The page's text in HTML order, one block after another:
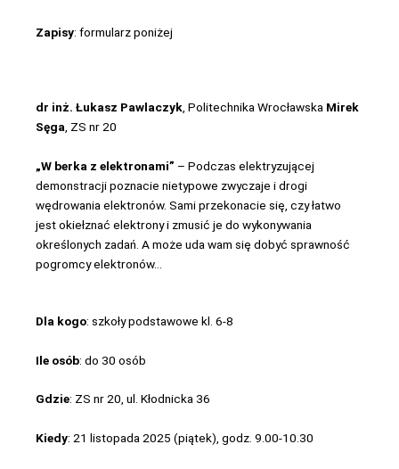
Zapisy: formularz poniżej
dr inż. Łukasz Pawlaczyk , Politechnika Wrocławska Mirek
Sęga , ZS nr 20
„W berka z elektronami” – Podczas elektryzującej
demonstracji poznacie nietypowe zwyczaje i drogi
wędrowania elektronów. Sami przekonacie się, czy łatwo
jest okiełznać elektrony i zmusić je do wykonywania
określonych zadań. A może uda wam się dobyć sprawność
pogromcy elektronów…
Dla kogo: szkoły podstawowe kl. 6-8
Ile osób: do 30 osób
Gdzie: ZS nr 20, ul. Kłodnicka 36
Kiedy: 21 listopada 2025 (piątek), godz. 9.00-10.30